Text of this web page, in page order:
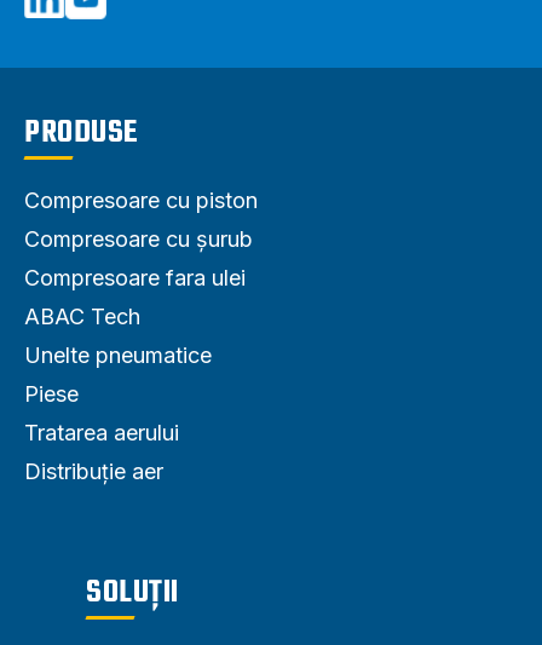
PRODUSE
Compresoare cu piston
Compresoare cu șurub
Compresoare fara ulei
ABAC Tech
Unelte pneumatice
Piese
Tratarea aerului
Distribuție aer
SOLUȚII